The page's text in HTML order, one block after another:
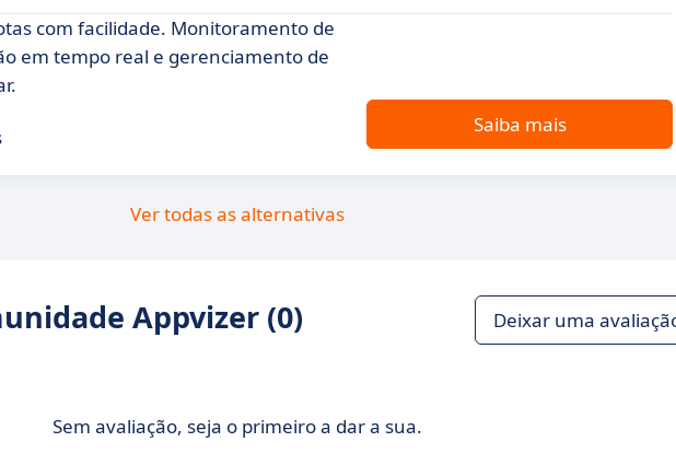
com facilidade. Monitoramento de
em tempo real e gerenciamento de
Saiba mais
Ver todas as alternativas
Appvizer (0) Deixar uma
Sem avaliação, seja o primeiro a dar a sua.